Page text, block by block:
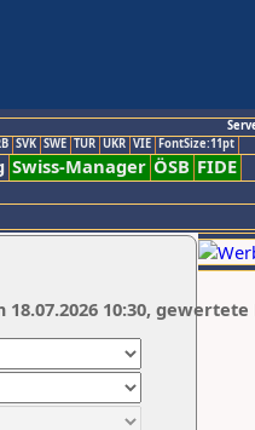
SVK SWE TUR UKR VIE FontSize:11pt
Swiss-Manager ÖSB FIDE
10:30,